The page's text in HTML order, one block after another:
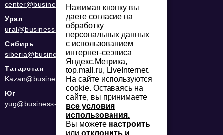
center@business-magazine.online
Урал
ural@business-magazine.online
Сибирь
siberia@business-magazine.online
Татарстан
Kazan@business-magazine.online
Юг
yug@business-magazine.online
Нажимая кнопку вы
даете согласие на
обработку
персональных данных
с использованием
интернет-сервиса
Яндекс.Метрика,
top.mail.ru, LiveInternet.
На сайте используются
cookie. Оставаясь на
сайте, вы принимаете
все условия
использования.
Вы можете настроить
или отклонить и